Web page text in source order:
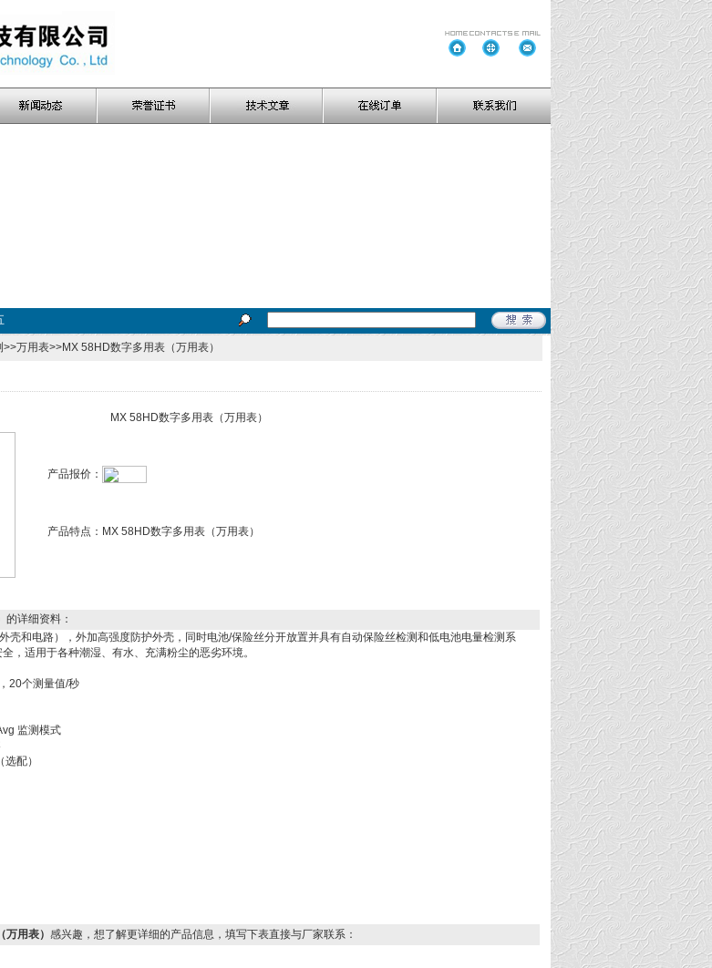
>>万用表>>MX 58HD数字多用表（万用表）
MX 58HD数字多用表（万用表）
产品报价：
产品特点： MX 58HD数字多用表（万用表）
的详细资料：
壳和电路），外加高强度防护外壳，同时电池/保险丝分开放置并具有自动保险丝检测和低电池电量检测系
，适用于各种潮湿、有水、充满粉尘的恶劣环境。
20个测量值/秒
监测模式
配）
用表） 感兴趣，想了解更详细的产品信息，填写下表直接与厂家联系：